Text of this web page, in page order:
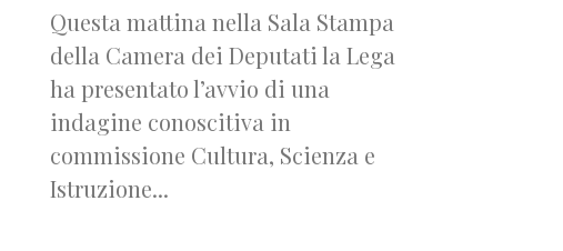
Questa mattina nella Sala Stampa
della Camera dei Deputati la Lega
ha presentato l’avvio di una
indagine conoscitiva in
commissione Cultura, Scienza e
Istruzione...